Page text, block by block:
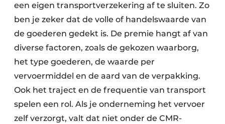
een eigen transportverzekering af te sluiten. Zo
ben je zeker dat de volle of handelswaarde van
de goederen gedekt is. De premie hangt af van
diverse factoren, zoals de gekozen waarborg,
het type goederen, de waarde per
vervoermiddel en de aard van de verpakking.
Ook het traject en de frequentie van transport
spelen een rol. Als je onderneming het vervoer
zelf verzorgt, valt dat niet onder de CMR-